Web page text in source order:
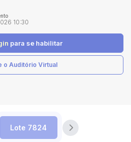
10:30
para se habilitar
o Auditório Virtual